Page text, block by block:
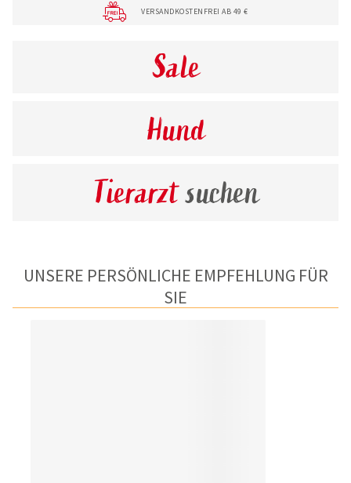
VERSANDKOSTENFREI AB 49 €
Sale
Hund
Tierarztsuchen
UNSERE PERSÖNLICHE EMPFEHLUNG FÜR
SIE